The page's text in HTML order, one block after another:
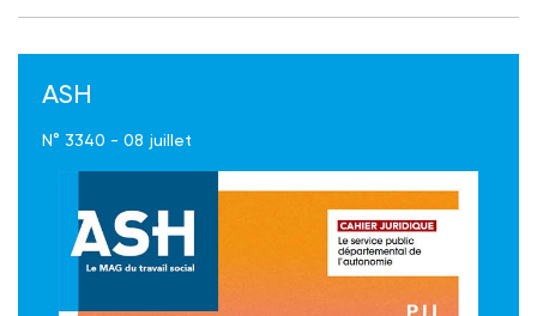
ASH
N° 3340 - 08 juillet